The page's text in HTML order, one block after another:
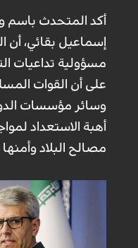
أكد المتحدث باسم
إسماعيل بقائي، أن
مسؤولية تداعيات
على أن القوات
وسائر مؤسسات
أهبة الاستعداد
مصالح البلاد